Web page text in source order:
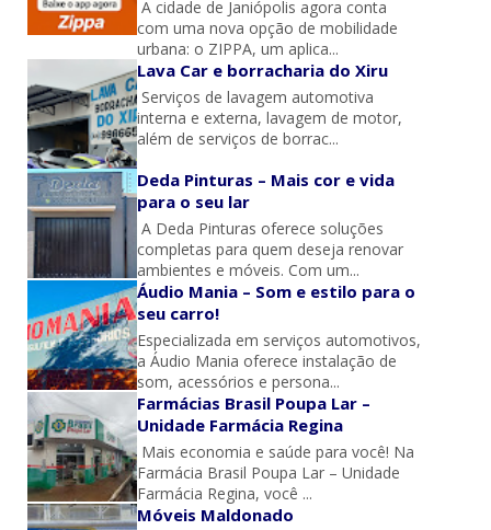
A cidade de Janiópolis agora conta
com uma nova opção de mobilidade
urbana: o ZIPPA, um aplica...
Lava Car e borracharia do Xiru
Serviços de lavagem automotiva
interna e externa, lavagem de motor,
além de serviços de borrac...
Deda Pinturas – Mais cor e vida
para o seu lar
A Deda Pinturas oferece soluções
completas para quem deseja renovar
ambientes e móveis. Com um...
Áudio Mania – Som e estilo para o
seu carro!
Especializada em serviços automotivos,
a Áudio Mania oferece instalação de
som, acessórios e persona...
Farmácias Brasil Poupa Lar –
Unidade Farmácia Regina
Mais economia e saúde para você! Na
Farmácia Brasil Poupa Lar – Unidade
Farmácia Regina, você ...
Móveis Maldonado